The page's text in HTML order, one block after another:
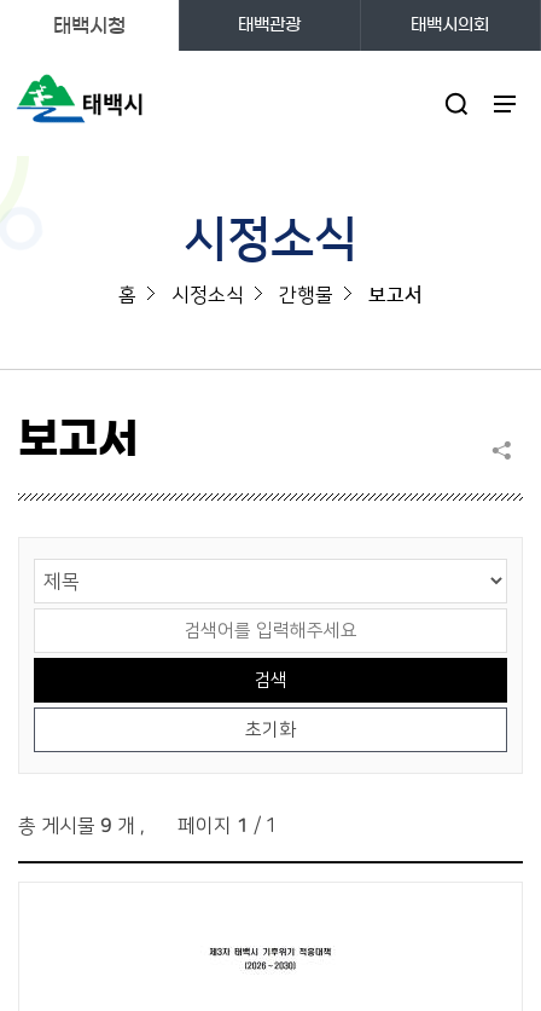
태백시청 태백관광 태백시의회
시정소식
홈 시정소식 간행물 보고서
보고서
총 게시물 9 개 , 페이지 1 / 1